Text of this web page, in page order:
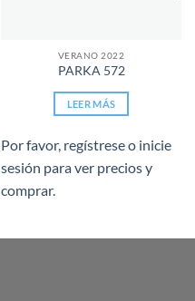
VERANO 2022
PARKA 572
LEER MÁS
Por favor, regístrese o inicie
sesión para ver precios y
comprar.